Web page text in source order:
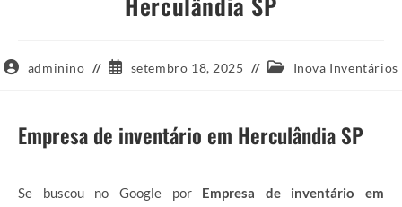
Autoradminino
Postsetembro 18, 2025
Categoria
Inova Inventários
Empresa de inventário em Herculândia SP
Se buscou no Google por Empresa de inventário em